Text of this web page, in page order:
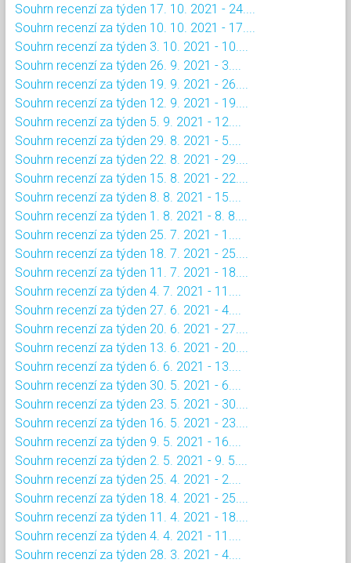
Souhrn recenzí za týden 17. 10. 2021 - 24....
Souhrn recenzí za týden 10. 10. 2021 - 17....
Souhrn recenzí za týden 3. 10. 2021 - 10....
Souhrn recenzí za týden 26. 9. 2021 - 3....
Souhrn recenzí za týden 19. 9. 2021 - 26....
Souhrn recenzí za týden 12. 9. 2021 - 19....
Souhrn recenzí za týden 5. 9. 2021 - 12....
Souhrn recenzí za týden 29. 8. 2021 - 5....
Souhrn recenzí za týden 22. 8. 2021 - 29....
Souhrn recenzí za týden 15. 8. 2021 - 22....
Souhrn recenzí za týden 8. 8. 2021 - 15....
Souhrn recenzí za týden 1. 8. 2021 - 8. 8....
Souhrn recenzí za týden 25. 7. 2021 - 1....
Souhrn recenzí za týden 18. 7. 2021 - 25....
Souhrn recenzí za týden 11. 7. 2021 - 18....
Souhrn recenzí za týden 4. 7. 2021 - 11....
Souhrn recenzí za týden 27. 6. 2021 - 4....
Souhrn recenzí za týden 20. 6. 2021 - 27....
Souhrn recenzí za týden 13. 6. 2021 - 20....
Souhrn recenzí za týden 6. 6. 2021 - 13....
Souhrn recenzí za týden 30. 5. 2021 - 6....
Souhrn recenzí za týden 23. 5. 2021 - 30....
Souhrn recenzí za týden 16. 5. 2021 - 23....
Souhrn recenzí za týden 9. 5. 2021 - 16....
Souhrn recenzí za týden 2. 5. 2021 - 9. 5....
Souhrn recenzí za týden 25. 4. 2021 - 2....
Souhrn recenzí za týden 18. 4. 2021 - 25....
Souhrn recenzí za týden 11. 4. 2021 - 18....
Souhrn recenzí za týden 4. 4. 2021 - 11....
Souhrn recenzí za týden 28. 3. 2021 - 4....